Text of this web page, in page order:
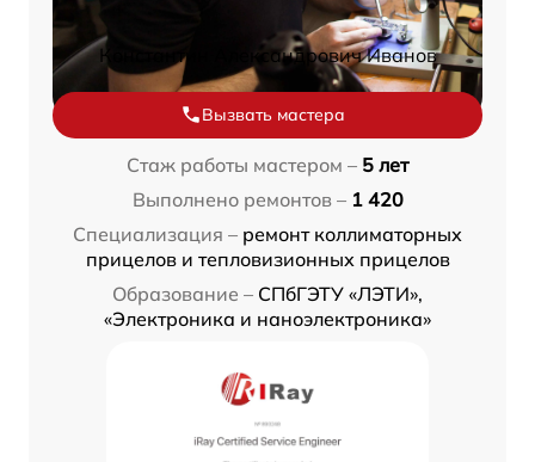
Константин Александрович Иванов
Вызвать мастера
Стаж работы мастером – 5 лет
Выполнено ремонтов – 1 420
Специализация – ремонт коллиматорных
прицелов и тепловизионных прицелов
Образование – СПбГЭТУ «ЛЭТИ»,
«Электроника и наноэлектроника»